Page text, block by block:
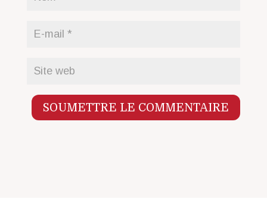
SOUMETTRE LE COMMENTAIRE